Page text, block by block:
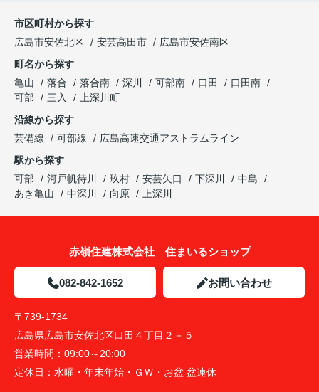
市区町村から探す
広島市安佐北区
安芸高田市
広島市安佐南区
町名から探す
亀山
落合 落合南 深川 可部南 口田
口田南
可部
三入
上深川町
沿線から探す
芸備線
可部線
広島高速交通アストラムライン
駅から探す
可部
河戸帆待川 玖村 安芸矢口 下深川
中島
あき亀山
中深川 向原 上深川
赤嶺住建株式会社 住まいるショップ
082-842-1652 お問い合わせ
〒739-1734
広島県広島市安佐北区口田４丁目２－５
営業時間： 09:00～20:00
定休日： 水曜・年末年始・ＧＷ・お盆 盆連休